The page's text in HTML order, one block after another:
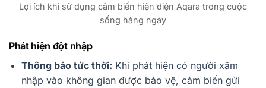
Lợi ích khi sử dụng cảm biến hiện diện Aqara trong cuộc
sống hàng ngày
Phát hiện đột nhập
Thông báo tức thời: Khi phát hiện có người xâm
nhập vào không gian được bảo vệ, cảm biến gửi